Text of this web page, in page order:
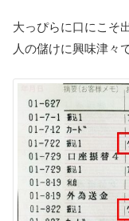
大っぴらに口にこそ
人の儲けに興味津々